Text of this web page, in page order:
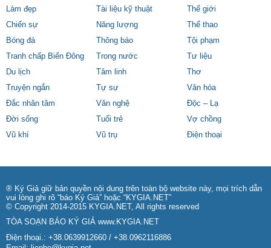
Làm đẹp
Tài liệu kỹ thuật
Thế giới
Chiến sự
Năng lượng
Thể thao
Bóng đá
Thông báo
Tội phạm
Tranh chấp Biển Đông
Trong nước
Tư liệu
Du lịch
Tâm linh
Thơ
Truyện ngắn
Tự sự
Văn hóa
Đắc nhân tâm
Văn nghệ
Độc – Lạ
Đời sống
Tuổi trẻ
Vợ chồng
Vũ khí
Vũ trụ Điện thoại
® Ký Giả giữ bản quyền nội dung trên toàn bộ website này, mọi trích dẫn
vui lòng ghi rõ “báo Ký Giả” hoặc “KYGIA.NET”
© Copyright 2014-2015 KYGIA.NET, All rights reserved
TÒA SOẠN BÁO KÝ GIẢ www.KYGIA.NET
Điện thoại.: +38.0639912660 / +38.0962116886